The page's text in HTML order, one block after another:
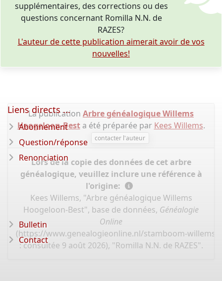
supplémentaires, des corrections ou des
questions concernant Romilla N.N. de
RAZES?
L'auteur de cette publication aimerait avoir de vos
nouvelles!
La publication Arbre généalogique Willems
Hoogeloon-Besta été préparée par Kees Willems.
contacter l'auteur
Lors de la copie des données de cet arbre
généalogique, veuillez inclure une référence à
l'origine:
Kees Willems, "Arbre généalogique Willems
Hoogeloon-Best", base de données, Généalogie
Online
(https://www.genealogieonline.nl/stamboom-willems-
: consultée 9 août 2026), "Romilla N.N. de RAZES".
Liens directs ...
Abonnement
Question/réponse
Renonciation
Bulletin
Contact